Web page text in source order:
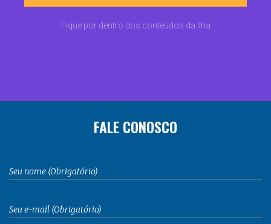
Fique por dentro dos conteúdos da Ilha
FALE CONOSCO